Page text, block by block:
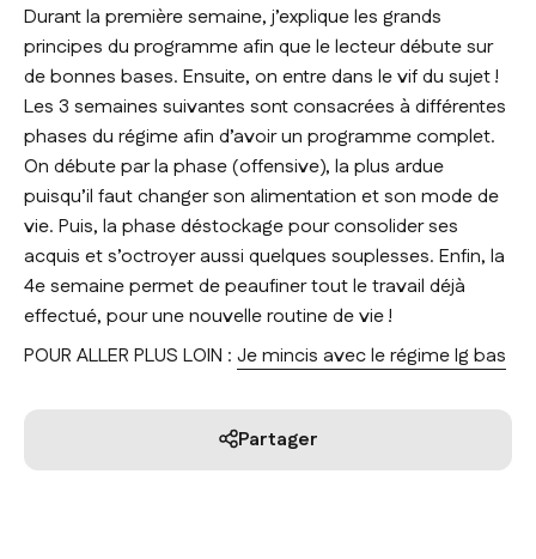
Durant la première semaine, j’explique les grands
principes du programme afin que le lecteur débute sur
de bonnes bases. Ensuite, on entre dans le vif du sujet !
Les 3 semaines suivantes sont consacrées à différentes
phases du régime afin d’avoir un programme complet.
On débute par la phase (offensive), la plus ardue
puisqu’il faut changer son alimentation et son mode de
vie. Puis, la phase déstockage pour consolider ses
acquis et s’octroyer aussi quelques souplesses. Enfin, la
4e semaine permet de peaufiner tout le travail déjà
effectué, pour une nouvelle routine de vie !
POUR ALLER PLUS LOIN : Je mincis avec le régime Ig bas
Partager